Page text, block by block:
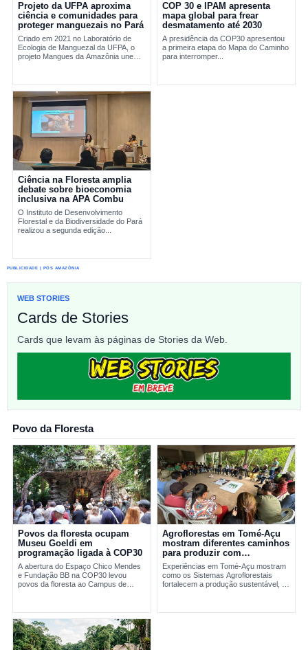
Projeto da UFPA aproxima
ciência e comunidades para
proteger manguezais no Pará
Criado em 2021 no Laboratório de
Ecologia de Manguezal da UFPA, o
projeto Mangues da Amazônia une
COP 30 e IPAM apresenta
mapa global para frear
desmatamento até 2030
A presidência da COP30 apresentou
a primeira etapa do Mapa do Caminho
para interromper...
Ciência na Floresta amplia
debate sobre bioeconomia
inclusiva na APA Combu
O Instituto de Desenvolvimento
Florestal e da Biodiversidade do Pará
realizou a segunda edição...
PUBLICIDADE | PÓS AMAZÔNIA
WEB STORIES
Cards de Stories
Cards que levam às páginas de Stories da Web.
Povo da Floresta
Povos da floresta ocupam
Museu Goeldi em
programação ligada à COP30
A abertura do Espaço Chico Mendes
e Fundação BB na COP30 levou
povos da floresta ao Campus de
Agroflorestas em Tomé-Açu
mostram diferentes caminhos
para produzir com
sustentabilidade
Experiências em Tomé-Açu mostram
como os Sistemas Agroflorestais
fortalecem a produção sustentável, a